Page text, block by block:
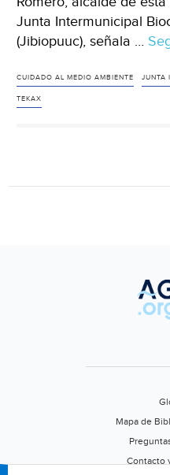
Junta Intermunicipal
(Jibiopuuc), señala …
CUIDADO AL MEDIO AMBIENTE JUNTA
TEKAX
Mapa de
Contacto